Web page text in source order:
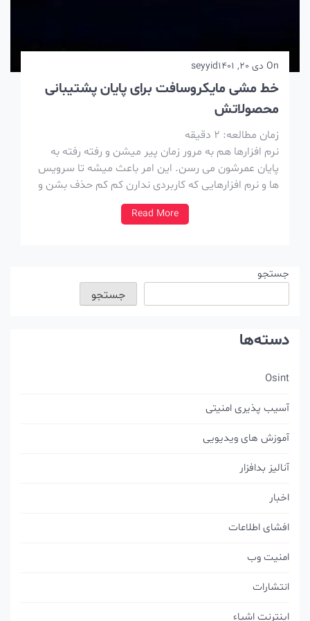
دی 20, 1401 seyyid
خط مشی مایکروسافت برای پایان پشتیبانی
محصولاتش
زمان مطالعه:2دقیقه
نرم افزارها هم به مرور زمان پیر میشن و رفته رفته به
پایان عمرشون می رسن. این امر باعث میشه تا سرویس
ها و نرم افزارهایی که کاربردی ندارن کم کم حذف بشن و
جاشونو به نرم افزارها و سرویس های جدیدتر با کارایی
بهتر و کاربردی تر بدن. البته […]
Read More
جستجو
جستجو
دسته‌ها
Osint
آسیب پذیری امنیتی
آموزش های ویدیویی
آنالیز بدافزار
افشای اطلاعات
امنیت وب
انتشارات
اینترنت اشیاء